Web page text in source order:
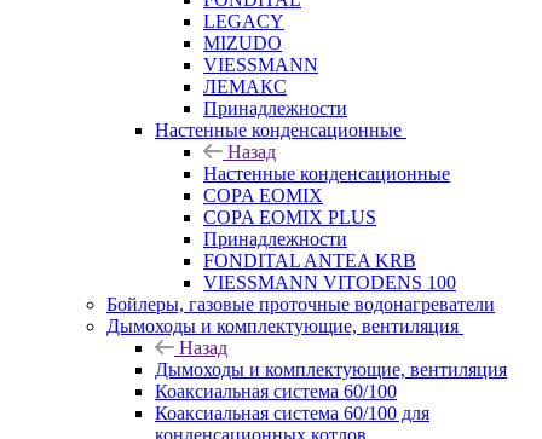
LEGACY
MIZUDO
VIESSMANN
ЛЕМАКС
Принадлежности
Настенные конденсационные
Назад
Настенные конденсационные
COPA EOMIX
COPA EOMIX PLUS
Принадлежности
FONDITAL ANTEA KRB
VIESSMANN VITODENS 100
Бойлеры, газовые проточные водонагреватели
Дымоходы и комплектующие, вентиляция
Назад
Дымоходы и комплектующие, вентиляция
Коаксиальная система 60/100
Коаксиальная система 60/100 для
конденсационных котлов